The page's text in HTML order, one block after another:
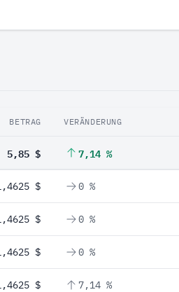
BETRAG VERÄNDERUNG
5,85 $ 7,14 %
$ 0 %
$ 0 %
$ 0 %
$ 7,14 %